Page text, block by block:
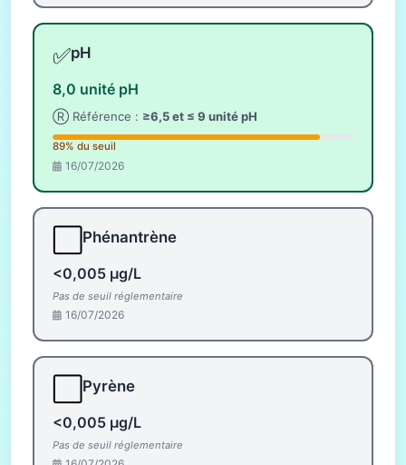
✅pH
8,0 unité pH
Ⓡ Référence : ≥6,5 et ≤ 9 unité pH
89% du seuil
16/07/2026
Phénantrène
<0,005 µg/L
Pas de seuil réglementaire
16/07/2026
Pyrène
<0,005 µg/L
Pas de seuil réglementaire